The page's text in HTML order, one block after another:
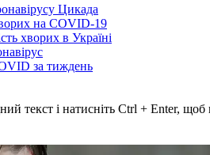
Цикада
на COVID-19
хворих в Україні
за тиждень
текст і натисніть Ctrl + Enter,